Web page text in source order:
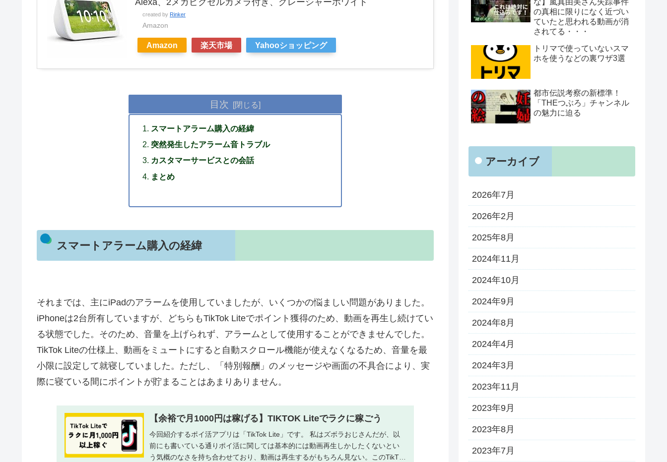
created by Rinker
Amazon
Amazon 楽天市場 Yahooショッピング
目次
スマートアラーム購入の経緯
突然発生したアラーム音トラブル
カスタマーサービスとの会話
まとめ
スマートアラーム購入の経緯
それまでは、主にiPadのアラームを使用していましたが、いくつかの悩ましい問題がありました。
iPhoneは2台所有していますが、どちらもTikTok Liteでポイント獲得のため、動画を再生し続けてい
る状態でした。そのため、音量を上げられず、アラームとして使用することができませんでした。
TikTok Liteの仕様上、動画をミュートにすると自動スクロール機能が使えなくなるため、音量を最
小限に設定して就寝していました。ただし、「特別報酬」のメッセージや画面の不具合により、実
際に寝ている間にポイントが貯まることはあまりありません。
【余裕で月1000円は稼げる】TIKTOK Liteでラクに稼ごう
今回紹介するポイ活アプリは「TikTok Lite」です。 私はズボラおじさんだが、以
前にも書いている通りポイ活に関しては基本的には動画再生しかしたくないとい
う気概のなさを持ち合わせており、動画は再生するがもちろん見ない。このTikTok
な】嵐真由美さん失踪事件
の真相に限りになく近づい
ていたと思われる動画が消
されてる・・・
トリマで使っていないスマ
ホを使うなどの裏ワザ3選
都市伝説考察の新標準！
「THEつぶろ」チャンネル
の魅力に迫る
アーカイブ
2026年7月
2026年2月
2025年8月
2024年11月
2024年10月
2024年9月
2024年8月
2024年4月
2024年3月
2023年11月
2023年9月
2023年8月
2023年7月